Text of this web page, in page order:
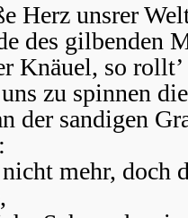
Herz unsrer
des gilbenden
Knäuel, so
zu spinnen
der sandigen
mehr, doch